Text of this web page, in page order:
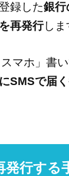
録した銀行
再発行しま
マホ」書
SMSで届
発行する